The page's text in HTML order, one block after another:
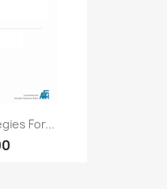
For...